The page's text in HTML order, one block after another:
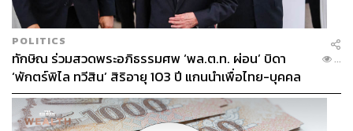
POLITICS
ทักษิณ ร่วมสวดพระอภิธรรมศพ ‘พล.ต.ท. ผ่อน’ บิดา
‘พักตร์พิไล ทวีสิน’ สิริอายุ 103 ปี แกนนำเพื่อไทย-บุคคล
หลากวงการร่วมอาลัย
...